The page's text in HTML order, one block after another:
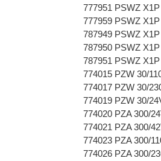
777951 PSWZ
777959 PSWZ
787949 PSWZ
787950 PSWZ
787951 PSWZ
774015 PZW 30/
774017 PZW 30/
774019 PZW 30/
774020 PZA 300/
774021 PZA 300/
774023 PZA 300/
774026 PZA 300/